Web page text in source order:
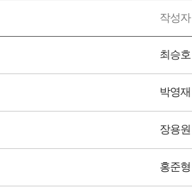
작성자
최승호
박영재
장용원
홍준형